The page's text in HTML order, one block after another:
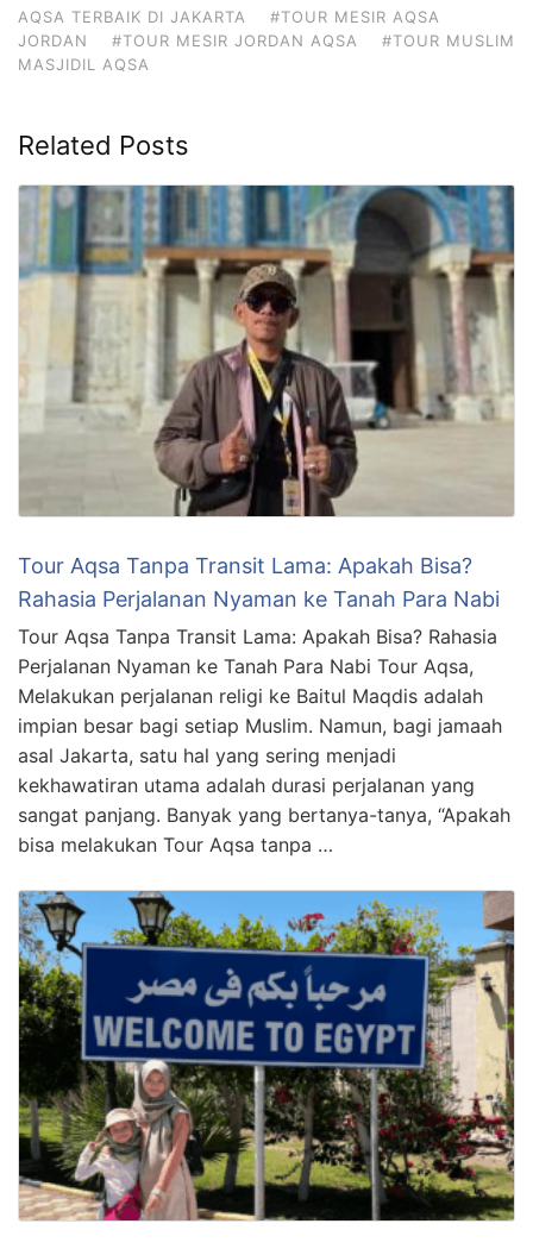
AQSA TERBAIK DI JAKARTA
#TOUR MESIR AQSA
JORDAN
#TOUR MESIR JORDAN AQSA
#TOUR MUSLIM
MASJIDIL AQSA
Related Posts
Tour Aqsa Tanpa Transit Lama: Apakah Bisa?
Rahasia Perjalanan Nyaman ke Tanah Para Nabi
Tour Aqsa Tanpa Transit Lama: Apakah Bisa? Rahasia
Perjalanan Nyaman ke Tanah Para Nabi Tour Aqsa,
Melakukan perjalanan religi ke Baitul Maqdis adalah
impian besar bagi setiap Muslim. Namun, bagi jamaah
asal Jakarta, satu hal yang sering menjadi
kekhawatiran utama adalah durasi perjalanan yang
sangat panjang. Banyak yang bertanya-tanya, “Apakah
bisa melakukan Tour Aqsa tanpa …